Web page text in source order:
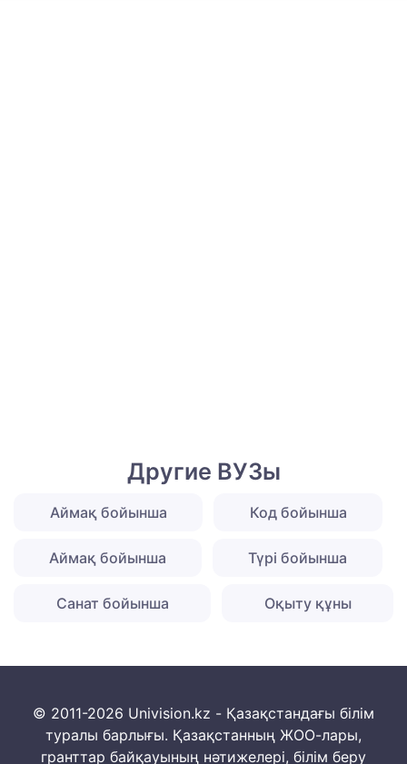
Другие ВУЗы
Аймақ бойынша Код бойынша
Аймақ бойынша Түрі бойынша
Санат бойынша Оқыту құны
© 2011-2026 Univision.kz - Қазақстандағы білім
туралы барлығы. Қазақстанның ЖОО-лары,
гранттар байқауының нәтижелері, білім беру